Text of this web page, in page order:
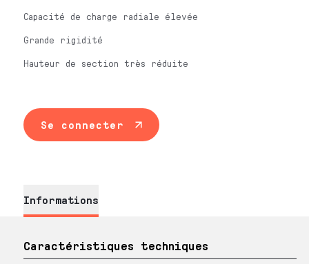
Capacité de charge radiale élevée
Grande rigidité
Hauteur de section très réduite
Se connecter
Informations
Caractéristiques techniques